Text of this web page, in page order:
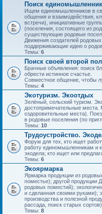
Поиск
Ищем единомышленников в
общения и взаимодействия,
встречи), инициативные
(поселения, состоящего из
существующие родовые
Движения создателей
поддерживающие идею о
Темы: 6
Поиск своей второй
Брачные объявления: поиск
обрести истинное счастье.
Совместное общение, чтобы
Темы: 4
Экотуризм. Экоотдых
Зелёный, сельский туризм.
достопримечательные места.
оздоровительные места).
в родовые поселения (по
Темы: 10
Трудоустройство.
Форум для тех, кто ищет
работу единомышленникам и
экодела; кто ищет или
Темы: 6
Экоярмарка
Ярмарка продукции из
поместье); другой продукции
родовых поместий);
и сделанная своими руками);
производства и полезной
рассада, поиск старых
Темы: 8